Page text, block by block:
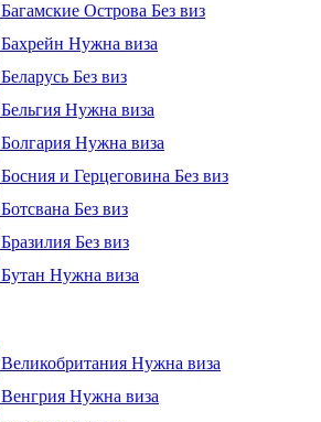
Багамские Острова Без виз
Бахрейн Нужна виза
Беларусь Без виз
Бельгия Нужна виза
Болгария Нужна виза
Босния и Герцеговина Без виз
Ботсвана Без виз
Бразилия Без виз
Бутан Нужна виза
Великобритания Нужна виза
Венгрия Нужна виза